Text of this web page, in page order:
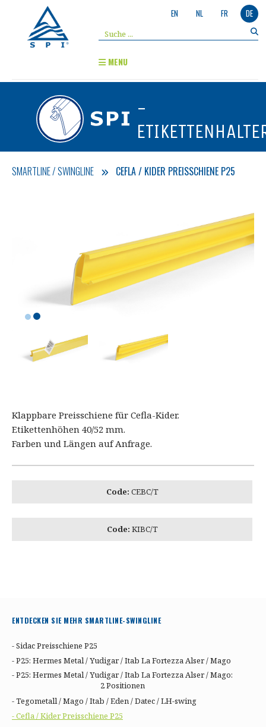
EN NL FR DE
MENU
-
SMARTLINE / SWINGLINE CEFLA / KIDER PREISSCHIENE P25
Klappbare Preisschiene für Cefla-Kider.
Etikettenhöhen 40/52 mm.
Farben und Längen auf Anfrage.
Code: CEBC/T
Code: KIBC/T
ENTDECKEN SIE MEHR SMARTLINE-SWINGLINE
- Sidac Preisschiene P25
- P25: Hermes Metal / Yudigar / Itab La Fortezza Alser / Mago
- P25: Hermes Metal / Yudigar / Itab La Fortezza Alser / Mago:
2 Positionen
- Tegometall / Mago / Itab / Eden / Datec / LH-swing
- Cefla / Kider Preisschiene P25